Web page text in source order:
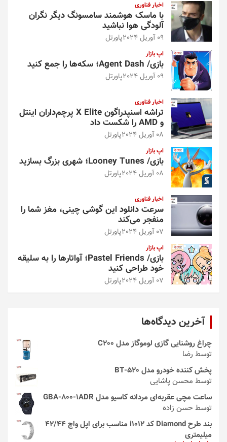
اخبار فناوری
با ماسک هوشمند سامسونگ دیگر نگران
آلودگی هوا نباشید
09 آوریل 2024 پاورتل
اپ بازار
بازی/ Agent Dash؛ سکه‌ها را جمع کنید
09 آوریل 2024 پاورتل
اخبار فناوری
تراشه اسنپدراگون X Elite پرچم‌داران اینتل
و AMD را شکست داد
08 آوریل 2024 پاورتل
اپ بازار
بازی/ Looney Tunes؛ شهری بزرگ بسازید
08 آوریل 2024 پاورتل
اخبار فناوری
سرعت دانلود این گوشی چینی، مغز شما را
منفجر می‌کند
07 آوریل 2024 پاورتل
اپ بازار
بازی/ Pastel Friends؛ آواتارها را به سلیقه
خود طراحی کنید
07 آوریل 2024 پاورتل
آخرین دیدگاه‌ها
چراغ روشنایی گازی لوموگاز مدل C200
توسط رضا
پخش کننده خودرو مدل 520-BT
توسط محسن پاشایی
ساعت مچی عقربه‌ای مردانه کاسیو مدل GBA-800-1ADR
توسط حسن زاده
بند طرح Diamond کد i1012 مناسب برای اپل واچ 42/44
میلیمتری